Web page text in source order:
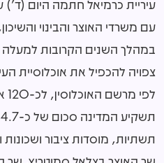
עיריית כרמיאל חתמה היום
עם משרדי האוצר והבינוי
תשתיות, מוסדות ציבור